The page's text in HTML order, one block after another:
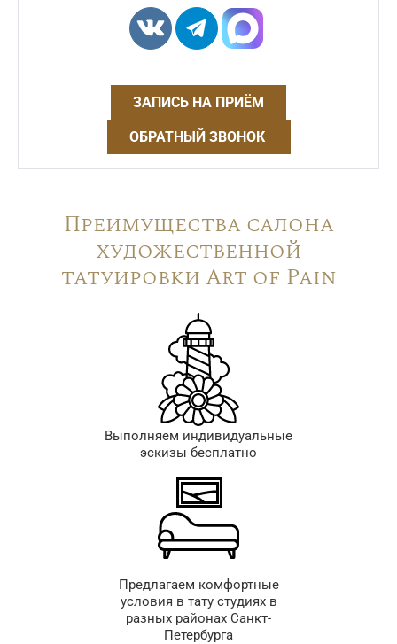
ЗАПИСЬ НА ПРИЁМ
ОБРАТНЫЙ ЗВОНОК
Преимущества салона
художественной
татуировки Art of Pain
Выполняем индивидуальные
эскизы бесплатно
Предлагаем комфортные
условия в тату студиях в
разных районах Санкт-
Петербурга